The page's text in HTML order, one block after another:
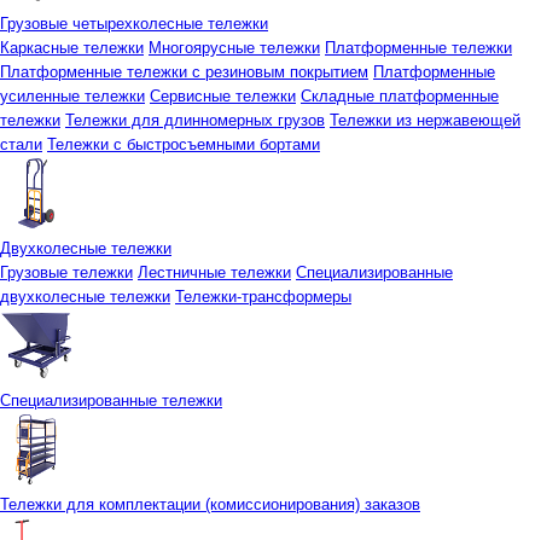
Грузовые четырехколесные тележки
Каркасные тележки Многоярусные тележки Платформенные тележки
Платформенные тележки с резиновым покрытием Платформенные
усиленные тележки Сервисные тележки Складные платформенные
тележки Тележки для длинномерных грузов Тележки из нержавеющей
стали Тележки с быстросъемными бортами
Двухколесные тележки
Грузовые тележки Лестничные тележки Специализированные
двухколесные тележки Тележки-трансформеры
Специализированные тележки
Тележки для комплектации (комиссионирования) заказов